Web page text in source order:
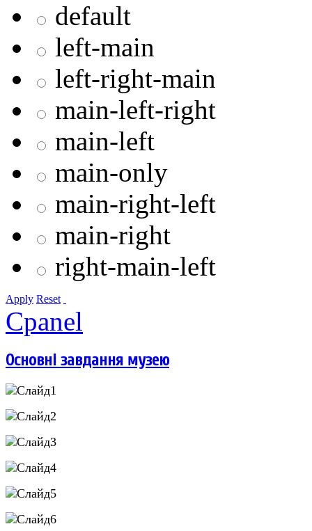
default
left-main
left-right-main
main-left-right
main-left
main-only
main-right-left
main-right
right-main-left
Apply Reset
Cpanel
Основні завдання музею